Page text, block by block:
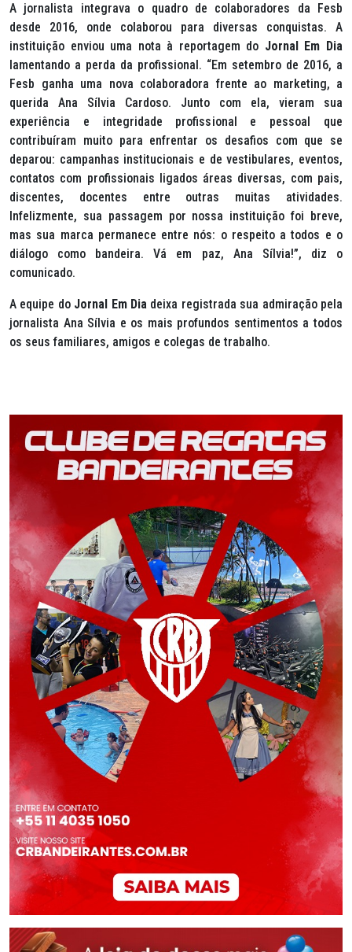
A jornalista integrava o quadro de colaboradores da Fesb
desde 2016, onde colaborou para diversas conquistas. A
instituição enviou uma nota à reportagem do Jornal Em Dia
lamentando a perda da profissional. “Em setembro de 2016, a
Fesb ganha uma nova colaboradora frente ao marketing, a
querida Ana Sílvia Cardoso. Junto com ela, vieram sua
experiência e integridade profissional e pessoal que
contribuíram muito para enfrentar os desafios com que se
deparou: campanhas institucionais e de vestibulares, eventos,
contatos com profissionais ligados áreas diversas, com pais,
discentes, docentes entre outras muitas atividades.
Infelizmente, sua passagem por nossa instituição foi breve,
mas sua marca permanece entre nós: o respeito a todos e o
diálogo como bandeira. Vá em paz, Ana Sílvia!”, diz o
comunicado.
A equipe do Jornal Em Dia deixa registrada sua admiração pela
jornalista Ana Sílvia e os mais profundos sentimentos a todos
os seus familiares, amigos e colegas de trabalho.